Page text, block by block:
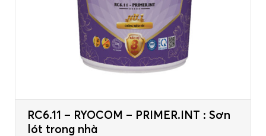
RC6.11 – RYOCOM – PRIMER.INT : Sơn
lót trong nhà